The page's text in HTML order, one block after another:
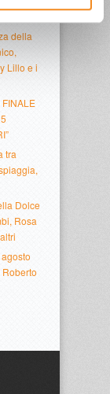
della
Lillo e i
tra
Dolce
Rosa